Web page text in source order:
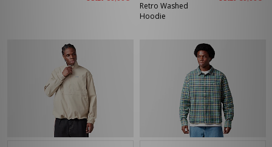
Retro Washed
Hoodie